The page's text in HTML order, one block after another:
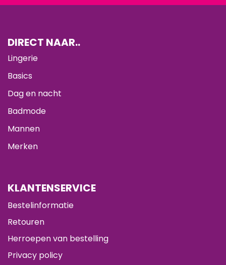
DIRECT NAAR..
Lingerie
Basics
Dag en nacht
Badmode
Mannen
Merken
KLANTENSERVICE
Bestelinformatie
Retouren
Herroepen van bestelling
Privacy policy